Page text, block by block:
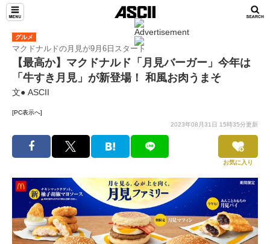
グルメ
マクドナルドの月見が9月6日スタート
【最高か】マクドナルド「月見バーガー」今年は
「牛すき月見」が新登場！ 和風お肉うまそ
文● ASCII
[PC表示へ]
2023年08月31日 15時35分更新
お気に入り